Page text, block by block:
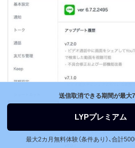
送信取消できる期間が最大
LYPプレミアム
最大2カ月無料体験（条件あり）、合計